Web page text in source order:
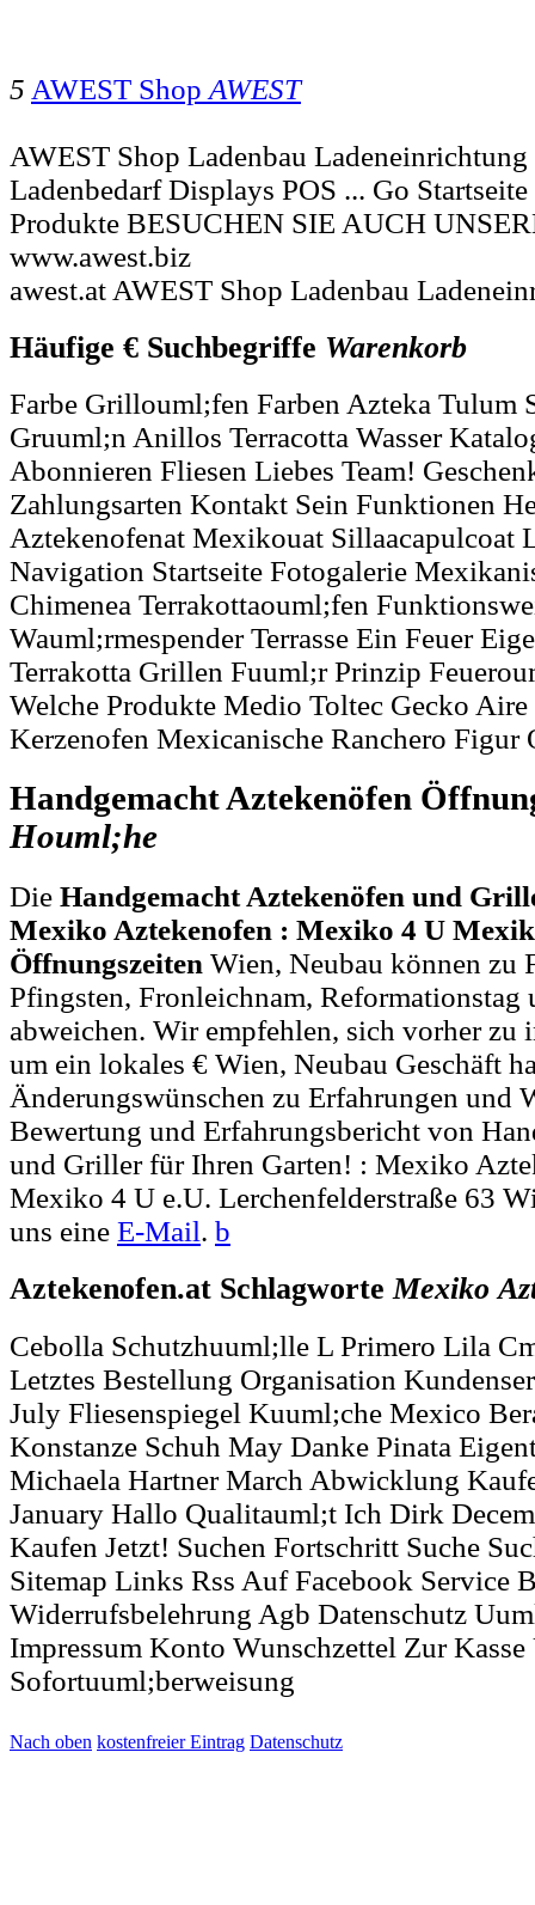
5 AWEST Shop AWEST
AWEST Shop Ladenbau
Ladenbedarf Displays POS ... Go
Produkte BESUCHEN SIE AUCH
www.awest.biz
awest.at AWEST Shop Ladenbau
Häufige € Suchbegriffe Warenkorb
Farbe Grillouml;fen Farben Azteka Tulum
Gruuml;n Anillos Terracotta Wasser
Abonnieren Fliesen Liebes Team!
Zahlungsarten Kontakt Sein Funktionen
Aztekenofenat Mexikouat Sillaacapulcoat
Navigation Startseite Fotogalerie
Chimenea Terrakottaouml;fen
Wauml;rmespender Terrasse Ein Feuer
Terrakotta Grillen Fuuml;r Prinzip
Welche Produkte Medio Toltec Gecko
Kerzenofen Mexicanische Ranchero Figur
Handgemacht Aztekenöfen
Houml;he
Die Handgemacht Aztekenöfen und
Mexiko Aztekenofen : Mexiko 4 U
Öffnungszeiten Wien, Neubau können zu
Pfingsten, Fronleichnam,
abweichen. Wir empfehlen, sich vorher zu
um ein lokales € Wien, Neubau Geschäft
Änderungswünschen zu Erfahrungen und
Bewertung und Erfahrungsbericht von
und Griller für Ihren Garten! : Mexiko
Mexiko 4 U e.U. Lerchenfelderstraße 63
uns eine E-Mail. b
Aztekenofen.at SchlagworteMexiko
Cebolla Schutzhuuml;lle L Primero Lila
Letztes Bestellung Organisation
July Fliesenspiegel Kuuml;che Mexico
Konstanze Schuh May Danke Pinata
Michaela Hartner March Abwicklung
January Hallo Qualitauml;t Ich Dirk
Kaufen Jetzt! Suchen Fortschritt Suche
Sitemap Links Rss Auf Facebook Service
Widerrufsbelehrung Agb Datenschutz
Impressum Konto Wunschzettel Zur
Sofortuuml;berweisung
Nach oben kostenfreier Eintrag Datenschutz